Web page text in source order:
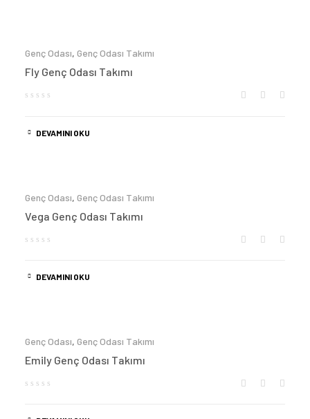
Genç Odası, Genç Odası Takımı
Fly Genç Odası Takımı
DEVAMINI OKU
Genç Odası, Genç Odası Takımı
Vega Genç Odası Takımı
DEVAMINI OKU
Genç Odası, Genç Odası Takımı
Emily Genç Odası Takımı